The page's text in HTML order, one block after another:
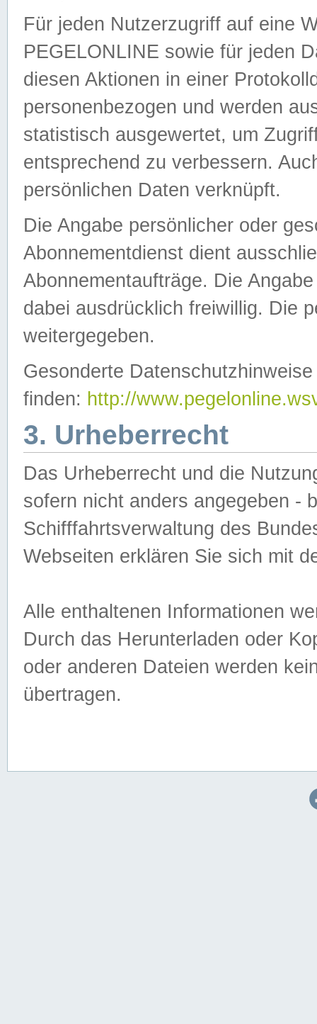
Für jeden Nutzerzugriff auf eine
PEGELONLINE sowie für jeden
diesen Aktionen in einer
personenbezogen und werden
statistisch ausgewertet, um
entsprechend zu verbessern.
persönlichen Daten verknüpft.
Die Angabe persönlicher oder
Abonnementdienst dient
Abonnementaufträge. Die
dabei ausdrücklich freiwillig. Die
weitergegeben.
Gesonderte
finden: http://
3. Urheberrecht
Das Urheberrecht und die
sofern nicht anders angegeben -
Schifffahrtsverwaltung des
Webseiten erklären Sie sich mit
Alle enthaltenen Informationen
Durch das Herunterladen oder
oder anderen Dateien werden
übertragen.